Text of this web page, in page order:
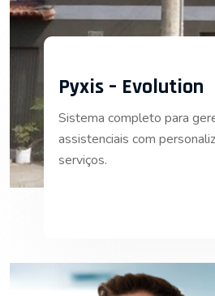
Pyxis – Evolution
Sistema completo para
assistenciais com
serviços.